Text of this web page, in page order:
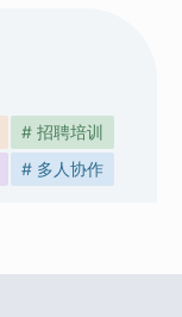
# 招聘培训
# 多人协作